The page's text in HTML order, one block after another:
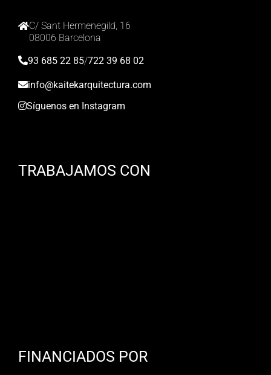
C/ Sant Hermenegild, 16
08006 Barcelona
93 685 22 85/722 39 68 02
info@kaitekarquitectura.com
Síguenos en Instagram
TRABAJAMOS CON
FINANCIADOS POR